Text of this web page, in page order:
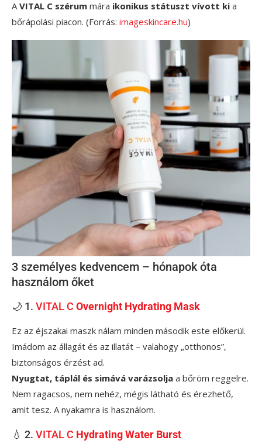
A VITAL C szérum mára ikonikus státuszt vívott ki a
bőrápolási piacon. (Forrás: imageskincare.hu)
3 személyes kedvencem – hónapok óta
használom őket
🌙 1. VITAL C Overnight Hydrating Mask
Ez az éjszakai maszk nálam minden második este előkerül.
Imádom az állagát és az illatát – valahogy „otthonos”,
biztonságos érzést ad.
Nyugtat, táplál és simává varázsolja a bőröm reggelre.
Nem ragacsos, nem nehéz, mégis látható és érezhető,
amit tesz. A nyakamra is használom.
💧 2. VITAL C Hydrating Water Burst